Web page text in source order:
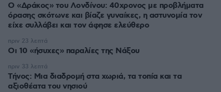
Ο «Δράκος» του Λονδίνου: 40χρονος με προβλήματα
όρασης σκότωνε και βίαζε γυναίκες, η αστυνομία τον
είχε συλλάβει και τον άφησε ελεύθερο
Οι 10 «ήσυχες» παραλίες της Νάξου
πριν 23 λεπτά
Τήνος: Μια διαδρομή στα χωριά, τα τοπία και τα
αξιοθέατα του νησιού
πριν 33 λεπτά